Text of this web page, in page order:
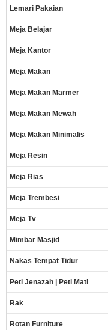
Lemari Pakaian
Meja Belajar
Meja Kantor
Meja Makan
Meja Makan Marmer
Meja Makan Mewah
Meja Makan Minimalis
Meja Resin
Meja Rias
Meja Trembesi
Meja Tv
Mimbar Masjid
Nakas Tempat Tidur
Peti Jenazah | Peti Mati
Rak
Rotan Furniture